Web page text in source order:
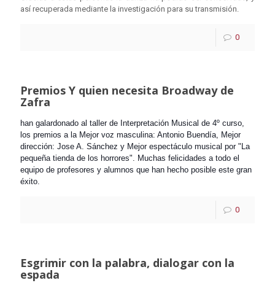
así recuperada mediante la investigación para su transmisión.
0
Premios Y quien necesita Broadway de
Zafra
han galardonado al taller de Interpretación Musical de 4º curso,
los premios a la Mejor voz masculina: Antonio Buendía, Mejor
dirección: Jose A. Sánchez y Mejor espectáculo musical por "La
pequeña tienda de los horrores". Muchas felicidades a todo el
equipo de profesores y alumnos que han hecho posible este gran
éxito.
0
Esgrimir con la palabra, dialogar con la
espada